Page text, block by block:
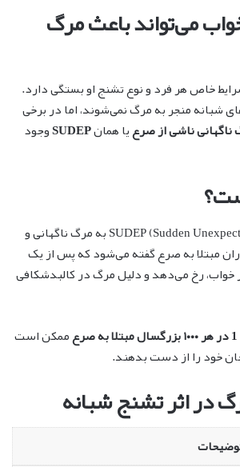
می‌تواند باعث مرگ
خاص هر فرد و نوع تشنج او بستگی دارد.
شبانه منجر به مرگ نمی‌شوند، اما در برخی
ناشی از صرعیا همانSUDEPوجود
SUDEP (Sudden Unexpected Death in Epilepsy) به مرگ ناگهانی و
مبتلا به صرع گفته می‌شود که پس از یک
خواب، رخ می‌دهد و دلیل مرگ در کالبدشکافی
1 در هر ۱۰۰۰ بزرگسال مبتلا به صرع
ممکن است
در اثر تشنج شبانه